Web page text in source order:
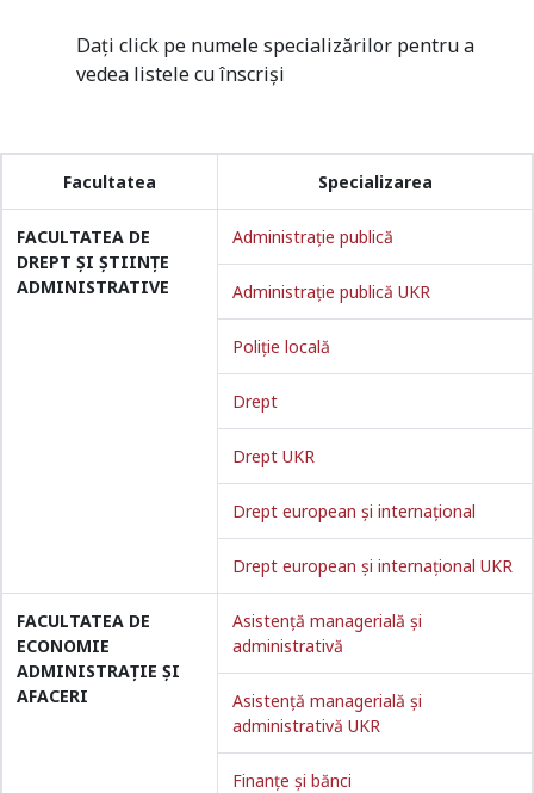
Dați click pe numele specializărilor pentru a
vedea listele cu înscriși
Facultatea Specializarea
FACULTATEA DE
DREPT ŞI ȘTIINȚE
ADMINISTRATIVE
Administraţie publică
Administraţie publică UKR
Poliție locală
Drept
Drept UKR
Drept european și internațional
Drept european și internațional UKR
FACULTATEA DE
ECONOMIE
ADMINISTRAȚIE ȘI
AFACERI
Asistență managerială și
administrativă
Asistență managerială și
administrativă UKR
Finanțe și bănci